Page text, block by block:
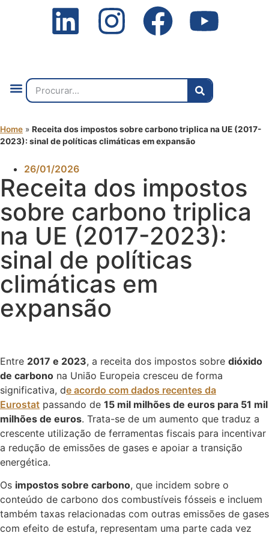
Home » Receita dos impostos sobre carbono triplica na UE (2017-
2023): sinal de políticas climáticas em expansão
26/01/2026
Receita dos impostos
sobre carbono triplica
na UE (2017-2023):
sinal de políticas
climáticas em
expansão
Entre 2017 e 2023, a receita dos impostos sobre dióxido
de carbono na União Europeia cresceu de forma
significativa, de acordo com dados recentes da
Eurostat passando de 15 mil milhões de euros para 51 mil
milhões de euros. Trata-se de um aumento que traduz a
crescente utilização de ferramentas fiscais para incentivar
a redução de emissões de gases e apoiar a transição
energética.
Os impostos sobre carbono, que incidem sobre o
conteúdo de carbono dos combustíveis fósseis e incluem
também taxas relacionadas com outras emissões de gases
com efeito de estufa, representam uma parte cada vez